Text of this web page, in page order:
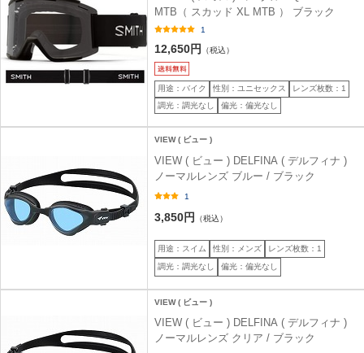
MTB（ スカッド XL MTB ） ブラック
1
12,650円 （税込）
用途：バイク 性別：ユニセックス
レンズ枚数：1
調光：調光なし
偏光：偏光なし
VIEW ( ビュー )
VIEW ( ビュー ) DELFINA ( デルフィナ )
ノーマルレンズ ブルー / ブラック
1
3,850円 （税込）
用途：スイム 性別：メンズ レンズ枚数：1
調光：調光なし 偏光：偏光なし
VIEW ( ビュー )
VIEW ( ビュー ) DELFINA ( デルフィナ )
ノーマルレンズ クリア / ブラック